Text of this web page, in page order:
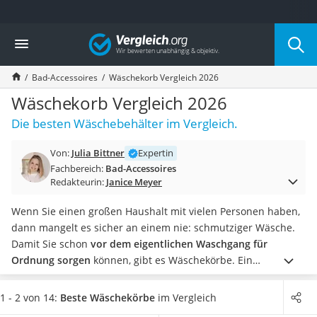
Die beliebtesten Vergleiche nach Kategorie
Wohnen
Matratzen-Topper
Matratzen
Konferenzlautsprecher
Tageslichtlampe
Badlüfter
Bürohocker
Außenleuchte mit Kamera
Akku-Tischlampe
Konferenzmikrofon
Klappmatratze
Duschkopf mit Kalkfilter
Aktenvernichter Sicherheitsstufe 4
Bettgitter
Vergleich
Bad-Accessoires Wäschekorb Vergleich 2026
Wäschekorb Vergleich 2026
Die besten Wäschebehälter im Vergleich.
Von: Julia Bittner
Expertin
Fachbereich: Bad-Accessoires
Redakteurin: Janice Meyer
Wenn Sie einen großen Haushalt mit vielen Personen haben,
dann mangelt es sicher an einem nie: schmutziger Wäsche.
Damit Sie schon vor dem eigentlichen Waschgang für
Ordnung sorgen können, gibt es Wäschekörbe. Ein
Wäschekorb sollte natürlich nicht nur praktisch sein, sondern
auch zu Ihren Möbeln passen. Orientieren Sie sich in puncto
1 - 2 von 14: Beste Wäschekörbe im Vergleich